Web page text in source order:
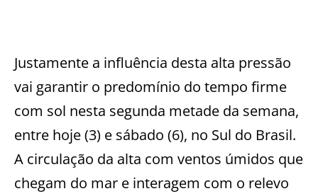
Justamente a influência desta alta pressão
vai garantir o predomínio do tempo firme
com sol nesta segunda metade da semana,
entre hoje (3) e sábado (6), no Sul do Brasil.
A circulação da alta com ventos úmidos que
chegam do mar e interagem com o relevo